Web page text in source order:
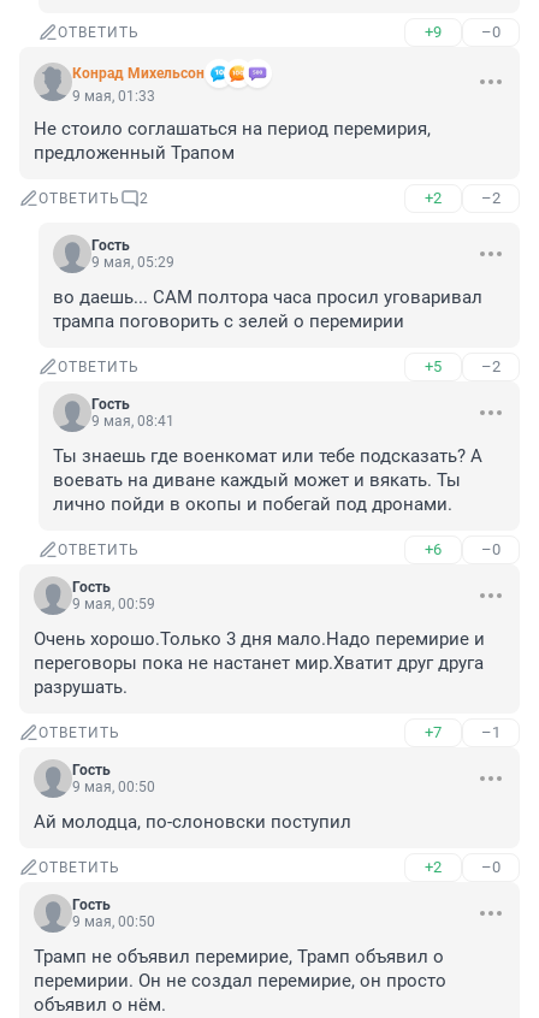
ОТВЕТИТЬ +9 –0
Конрад Михельсон
9 мая, 01:33
Не стоило соглашаться на период перемирия,
предложенный Трапом
ОТВЕТИТЬ 2 +2 –2
Гость
9 мая, 05:29
во даешь... САМ полтора часа просил уговаривал
трампа поговорить с зелей о перемирии
ОТВЕТИТЬ +5 –2
Гость
9 мая, 08:41
Ты знаешь где военкомат или тебе подсказать? А
воевать на диване каждый может и вякать. Ты
лично пойди в окопы и побегай под дронами.
ОТВЕТИТЬ +6 –0
Гость
9 мая, 00:59
Очень хорошо.Только 3 дня мало.Надо перемирие и
переговоры пока не настанет мир.Хватит друг друга
разрушать.
ОТВЕТИТЬ +7 –1
Гость
9 мая, 00:50
Ай молодца, по-слоновски поступил
ОТВЕТИТЬ +2 –0
Гость
9 мая, 00:50
Трамп не объявил перемирие, Трамп объявил о
перемирии. Он не создал перемирие, он просто
объявил о нём.